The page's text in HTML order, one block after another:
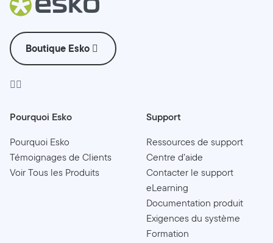
Boutique Esko
Pourquoi Esko
Pourquoi Esko
Témoignages de Clients
Voir Tous les Produits
Support
Ressources de support
Centre d’aide
Contacter le support
eLearning
Documentation produit
Exigences du système
Formation